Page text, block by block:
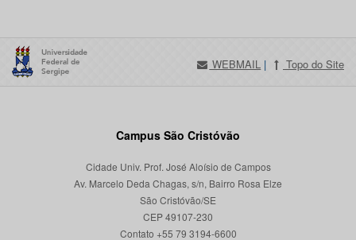
WEBMAIL | Topo do Site
Campus São Cristóvão
Cidade Univ. Prof. José Aloísio de Campos
Av. Marcelo Deda Chagas, s/n, Bairro Rosa Elze
São Cristóvão/SE
CEP 49107-230